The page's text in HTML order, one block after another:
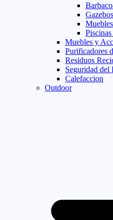
Muebles y
Purificadores
Residuos
Seguridad del
Calefaccion
Outdoor